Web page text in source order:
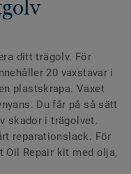
ditt trägolv. För
20 vaxstavar i
plastskrapa. Vaxet
Du får på så sätt
skador i trägolvet.
reparationslack. För
Oil Repair kit med olja,